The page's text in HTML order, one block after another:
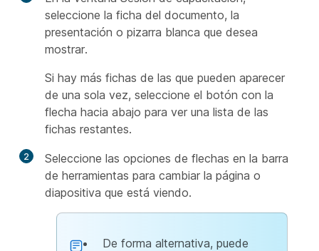
seleccione la ficha del documento, la
presentación o pizarra blanca que desea
mostrar.
Si hay más fichas de las que pueden aparecer
de una sola vez, seleccione el botón con la
flecha hacia abajo para ver una lista de las
fichas restantes.
2
Seleccione las opciones de flechas en la barra
de herramientas para cambiar la página o
diapositiva que está viendo.
De forma alternativa, puede